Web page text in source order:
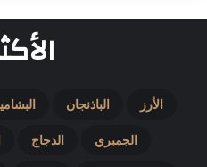
الأرز الباذنجان
الجمبري الدجاج